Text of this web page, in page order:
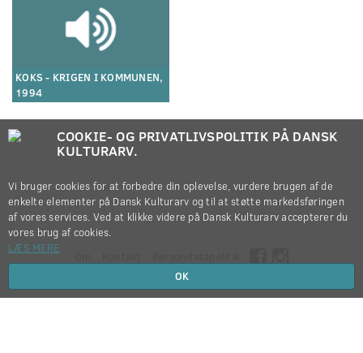
KOKS - KRIGEN I KOMMUNEN,
1994
Copyright © 2012-2026
COOKIE- OG PRIVATLIVSPOLITIK PÅ DANSK
KULTURARV.
Vi bruger cookies for at forbedre din oplevelse, vurdere brugen af de
enkelte elementer på Dansk Kulturarv og til at støtte markedsføringen
af vores services. Ved at klikke videre på Dansk Kulturarv accepterer du
vores brug af cookies.
LÆS MERE
OK